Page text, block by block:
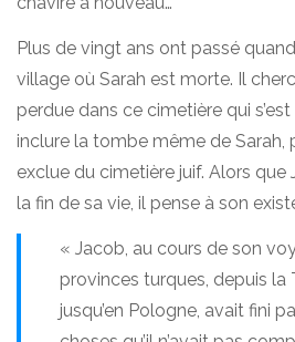
Plus de vingt ans ont passé
village où Sarah est morte. Il
perdue dans ce cimetière qui
inclure la tombe même de Sarah,
exclue du cimetière juif. Alors que
la fin de sa vie, il pense à son
« Jacob, au cours de son
provinces turques, depuis la
jusqu’en Pologne, avait fini